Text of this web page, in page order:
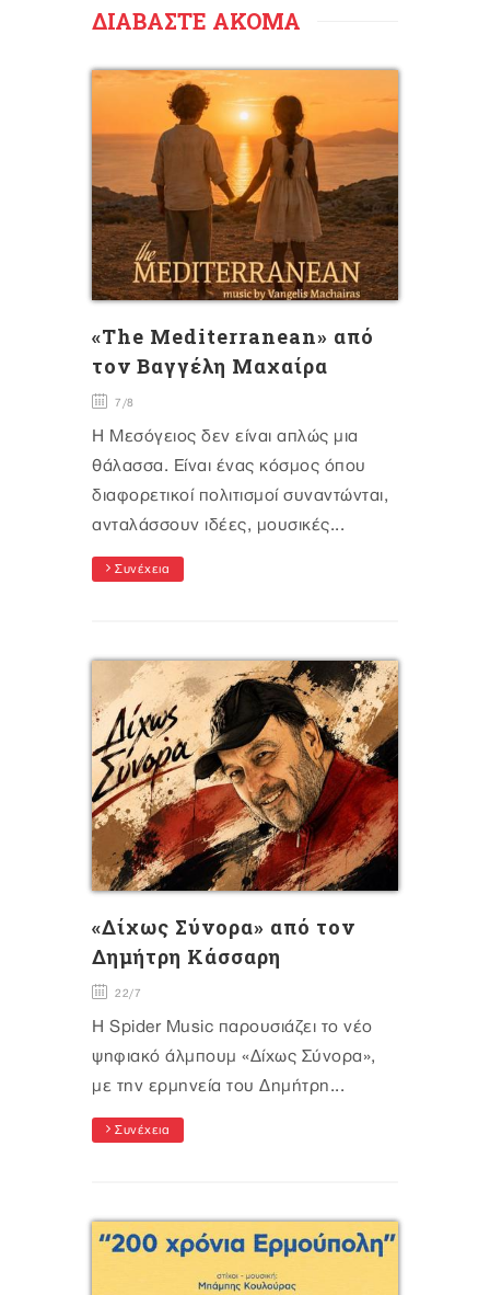
ΔΙΑΒΑΣΤΕ ΑΚΟΜΑ
«The Mediterranean» από
τον Βαγγέλη Μαχαίρα
7/8
Η Μεσόγειος δεν είναι απλώς μια
θάλασσα. Είναι ένας κόσμος όπου
διαφορετικοί πολιτισμοί συναντώνται,
ανταλάσσουν ιδέες, μουσικές...
Συνέχεια
«Δίχως Σύνορα» από τον
Δημήτρη Κάσσαρη
22/7
Η Spider Music παρουσιάζει το νέο
ψηφιακό άλμπουμ «Δίχως Σύνορα»,
με την ερμηνεία του Δημήτρη...
Συνέχεια